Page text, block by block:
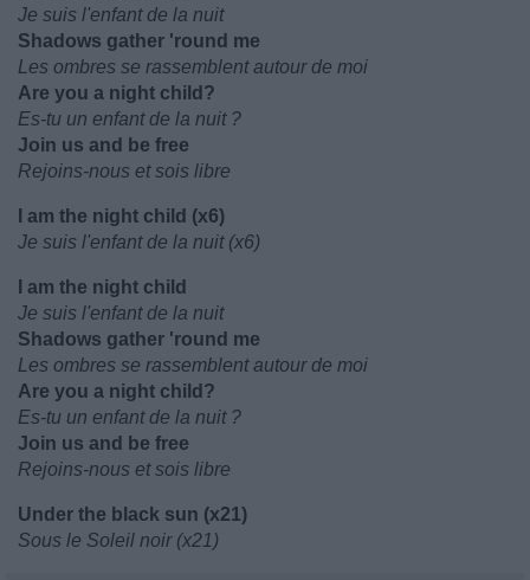
Je suis l'enfant de la nuit
Shadows gather 'round me
Les ombres se rassemblent autour de moi
Are you a night child?
Es-tu un enfant de la nuit ?
Join us and be free
Rejoins-nous et sois libre
I am the night child (x6)
Je suis l'enfant de la nuit (x6)
I am the night child
Je suis l'enfant de la nuit
Shadows gather 'round me
Les ombres se rassemblent autour de moi
Are you a night child?
Es-tu un enfant de la nuit ?
Join us and be free
Rejoins-nous et sois libre
Under the black sun (x21)
Sous le Soleil noir (x21)